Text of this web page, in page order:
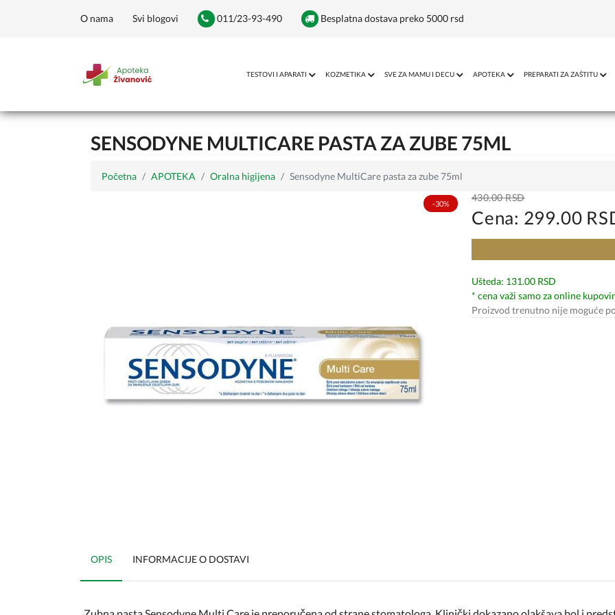
O nama Svi blogovi 011/23-93-490 Besplatna dostava preko 5000 rsd
TESTOVI I APARATI KOZMETIKA SVE ZA MAMU I DECU APOTEKA PREPARATI ZA ZAŠTITU
SENSODYNE MULTICARE PASTA ZA ZUBE 75ML
Početna APOTEKA Oralna higijena Sensodyne MultiCare pasta za zube 75ml
-30%
430.00 RSD
Cena: 299.00
Ušteda: 131.00 RSD
* cena važi samo za online
Proizvod trenutno nije moguće
OPIS INFORMACIJE O DOSTAVI